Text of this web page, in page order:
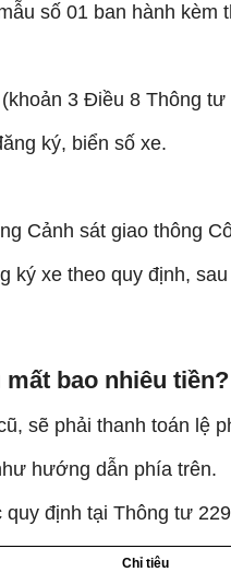
số 01 ban hành kèm
3 Điều 8 Thông tư
ký, biển số xe.
Cảnh sát giao thông
ký xe theo quy định,
bao nhiêu tiền?
sẽ phải thanh toán lệ
hướng dẫn phía trên.
định tại Thông tư
Chỉ tiêu